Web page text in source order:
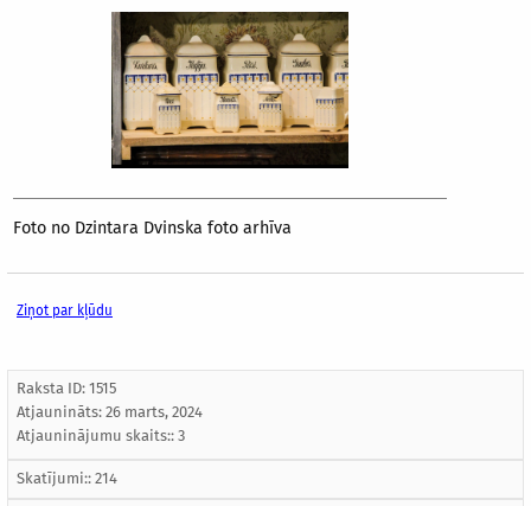
Foto no Dzintara Dvinska foto arhīva
Ziņot par kļūdu
Raksta ID: 1515
Atjaunināts: 26 marts, 2024
Atjauninājumu skaits:: 3
Skatījumi:: 214